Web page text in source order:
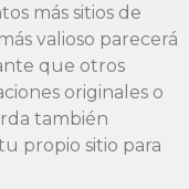
más sitios de
valioso parecerá
que otros
originales o
también
propio sitio para